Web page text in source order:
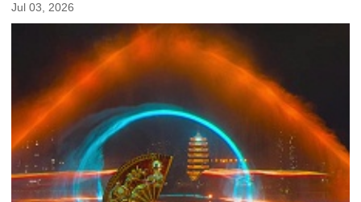
Jul 03, 2026